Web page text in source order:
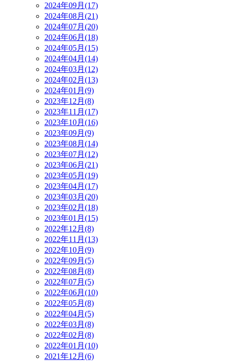
2024年09月(17)
2024年08月(21)
2024年07月(20)
2024年06月(18)
2024年05月(15)
2024年04月(14)
2024年03月(12)
2024年02月(13)
2024年01月(9)
2023年12月(8)
2023年11月(17)
2023年10月(16)
2023年09月(9)
2023年08月(14)
2023年07月(12)
2023年06月(21)
2023年05月(19)
2023年04月(17)
2023年03月(20)
2023年02月(18)
2023年01月(15)
2022年12月(8)
2022年11月(13)
2022年10月(9)
2022年09月(5)
2022年08月(8)
2022年07月(5)
2022年06月(10)
2022年05月(8)
2022年04月(5)
2022年03月(8)
2022年02月(8)
2022年01月(10)
2021年12月(6)